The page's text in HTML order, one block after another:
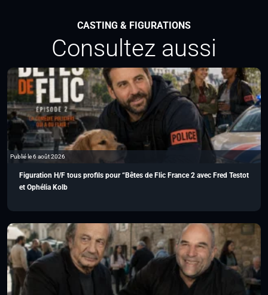
CASTING & FIGURATIONS
Consultez aussi
Publié le 6 août 2026
Figuration H/F tous profils pour “Bêtes de Flic France 2 avec Fred Testot
et Ophélia Kolb